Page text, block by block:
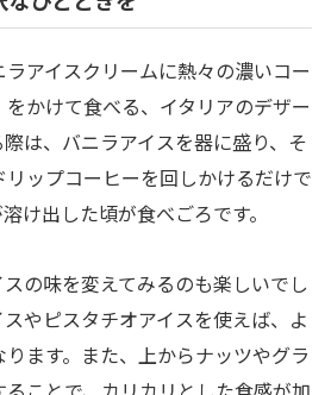
アイスクリームに熱々の濃いコー
かけて食べる、イタリアのデザー
は、バニラアイスを器に盛り、そ
ップコーヒーを回しかけるだけで
け出した頃が食べごろです。
の味を変えてみるのも楽しいでし
やピスタチオアイスを使えば、よ
ます。また、上からナッツやグラ